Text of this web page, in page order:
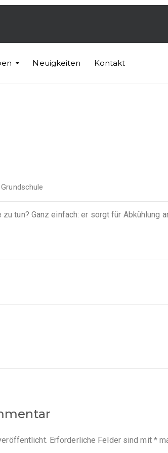
Neuigkeiten Kontakt
Grundschule
tun? Ganz einfach: er sorgt für Abkühlung
Erforderliche Felder sind mit *